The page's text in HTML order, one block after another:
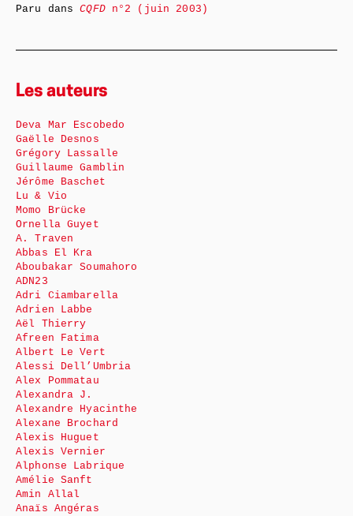
Paru dansCQFDn°2 (juin 2003)
Les auteurs
Deva Mar Escobedo
Gaëlle Desnos
Grégory Lassalle
Guillaume Gamblin
Jérôme Baschet
Lu & Vio
Momo Brücke
Ornella Guyet
A. Traven
Abbas El Kra
Aboubakar Soumahoro
ADN23
Adri Ciambarella
Adrien Labbe
Aël Thierry
Afreen Fatima
Albert Le Vert
Alessi Dell’Umbria
Alex Pommatau
Alexandra J.
Alexandre Hyacinthe
Alexane Brochard
Alexis Huguet
Alexis Vernier
Alphonse Labrique
Amélie Sanft
Amin Allal
Anaïs Angéras